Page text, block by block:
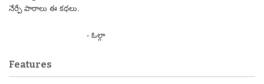
నేర్పే పాఠాలు ఈ కథలు.
- ఓల్గా
Features